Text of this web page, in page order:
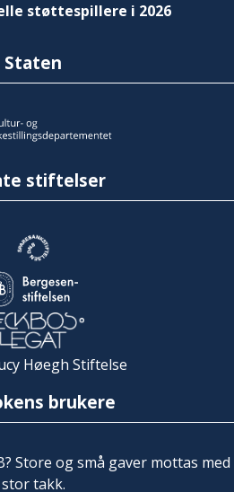
støttespillere i 2026
Staten
stiftelser
Høegh Stiftelse
brukere
Store og små gaver mottas med
stor takk.